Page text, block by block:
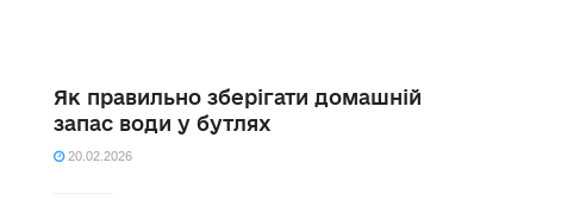
Як правильно зберігати домашній
запас води у бутлях
20.02.2026